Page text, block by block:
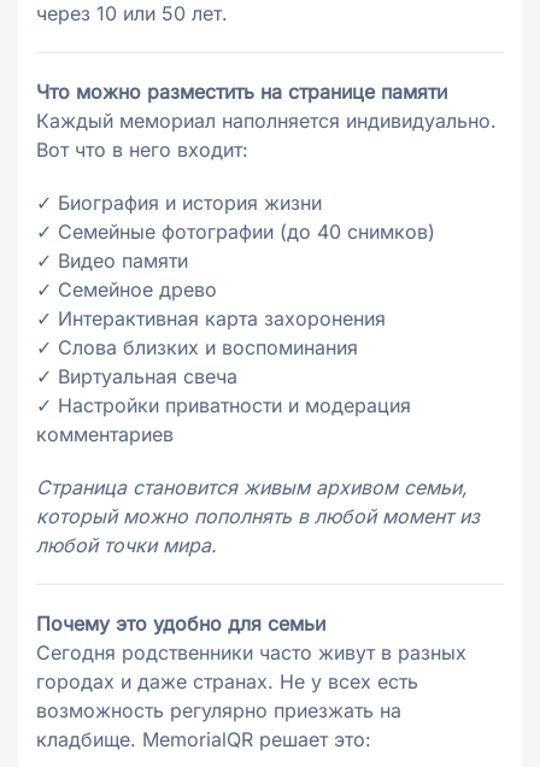
через 10 или 50 лет.
Что можно разместить на странице памяти
Каждый мемориал наполняется индивидуально.
Вот что в него входит:
✓ Биография и история жизни
✓ Семейные фотографии (до 40 снимков)
✓ Видео памяти
✓ Семейное древо
✓ Интерактивная карта захоронения
✓ Слова близких и воспоминания
✓ Виртуальная свеча
✓ Настройки приватности и модерация
комментариев
Страница становится живым архивом семьи,
который можно пополнять в любой момент из
любой точки мира.
Почему это удобно для семьи
Сегодня родственники часто живут в разных
городах и даже странах. Не у всех есть
возможность регулярно приезжать на
кладбище. MemorialQR решает это: